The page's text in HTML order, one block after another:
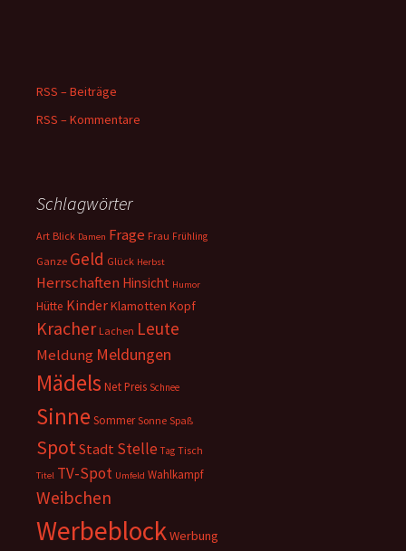
RSS – Beiträge
RSS – Kommentare
Schlagwörter
Art Blick Damen Frage Frau Frühling
Ganze Geld Glück Herbst
Herrschaften Hinsicht Humor
Hütte KinderKlamotten Kopf
Kracher Lachen Leute
Meldung Meldungen
Mädels NetPreis Schnee
Sinne Sommer Sonne Spaß
SpotStadt Stelle Tag Tisch
Titel TV-Spot Umfeld Wahlkampf
Weibchen
WerbeblockWerbung